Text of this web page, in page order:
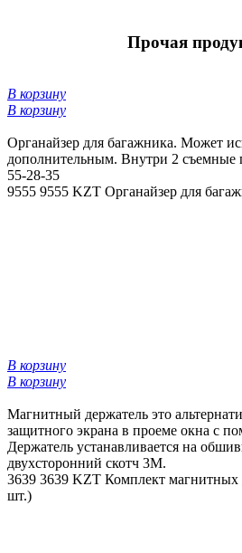
Прочая
В корзину
В корзину
Органайзер для багажника. Может
дополнительным. Внутри 2 съемные
55-28-35
9555 9555 KZT Органайзер для
В корзину
В корзину
Магнитный держатель это
защитного экрана в проеме окна с
Держатель устанавливается на
двухсторонний скотч 3М.
3639 3639 KZT Комплект магнитных
шт.)